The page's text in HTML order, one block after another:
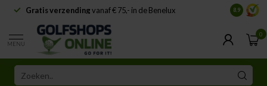
Gratis verzendingvanaf € 75,- in de Benelux 8.9
MENU
0